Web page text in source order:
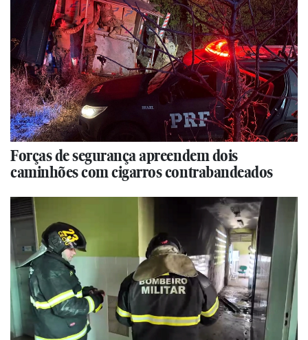
Forças de segurança apreendem dois
caminhões com cigarros contrabandeados